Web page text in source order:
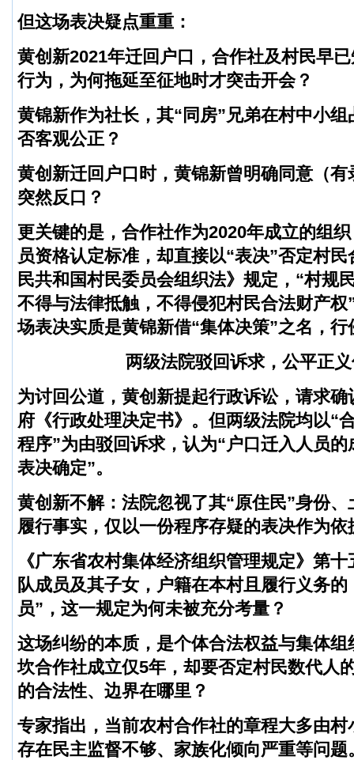
但这场表决疑点重重：
黄创新2021年迁回户口，合作社及村民早
行为，为何拖延至征地时才突击开会？
黄锦新作为社长，其“同房”兄弟在村中小
否客观公正？
黄创新迁回户口时，黄锦新曾明确同意（
突然反口？
更关键的是，合作社作为2020年成立的组
员资格认定标准，却直接以“表决”否定村
民共和国村民委员会组织法》规定，“村规
不得与法律抵触，不得侵犯村民合法财产权
场表决实质是黄锦新借“集体决策”之名，行
两级法院驳回诉求，公平正
为讨回公道，黄创新提起行政诉讼，请求
府《行政处理决定书》。但两级法院均以“
程序”为由驳回诉求，认为“户口迁入人员
表决确定”。
黄创新不解：法院忽视了其“原住民”身份
履行事实，仅以一份程序存疑的表决作为
《广东省农村集体经济组织管理规定》第
队成员及其子女，户籍在本村且履行义务
员”，这一规定为何未被充分考量？
这场纠纷的本质，是个体合法权益与集体
坎合作社成立仅5年，却要否定村民数代人
的合法性、边界在哪里？
专家指出，当前农村合作社的章程大多由
存在民主监督不够、家族化倾向严重等问